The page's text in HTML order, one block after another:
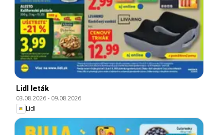
Lidl leták
03.08.2026- 09.08.2026
Lidl